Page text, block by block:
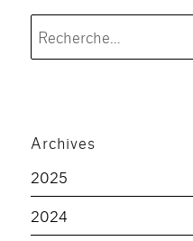
Archives
2025
2024